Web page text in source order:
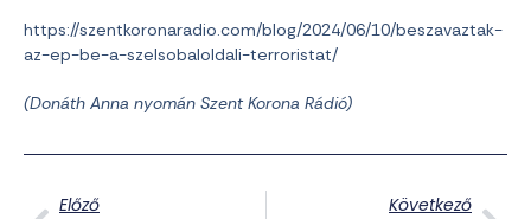
https://szentkoronaradio.com/blog/2024/06/10/beszavaztak-
az-ep-be-a-szelsobaloldali-terroristat/
(Donáth Anna nyomán Szent Korona Rádió)
Előző Következő